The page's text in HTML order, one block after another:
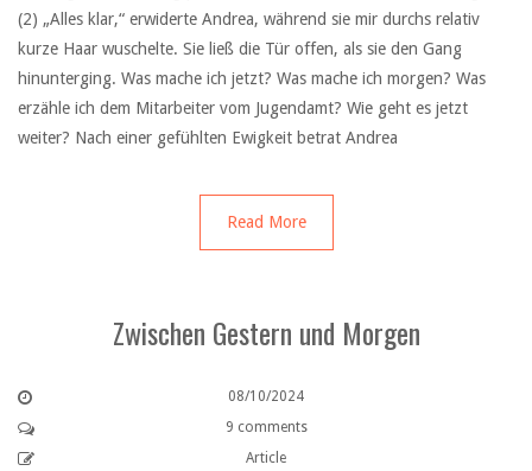
(2) „Alles klar,“ erwiderte Andrea, während sie mir durchs relativ
kurze Haar wuschelte. Sie ließ die Tür offen, als sie den Gang
hinunterging. Was mache ich jetzt? Was mache ich morgen? Was
erzähle ich dem Mitarbeiter vom Jugendamt? Wie geht es jetzt
weiter? Nach einer gefühlten Ewigkeit betrat Andrea
Read More
Zwischen Gestern und Morgen
08/10/2024
9 comments
Article